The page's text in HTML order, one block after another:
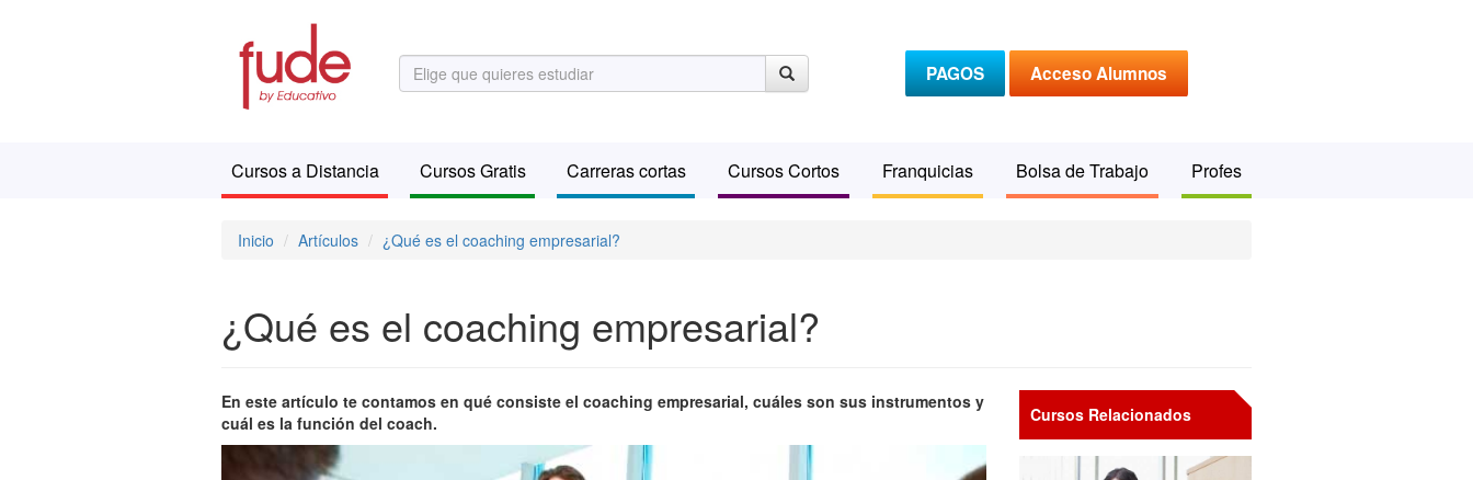
PAGOS Acceso Alumnos
Cursos a Distancia Cursos Gratis Carreras cortas Cursos Cortos Franquicias Bolsa de Trabajo Profes
Inicio Artículos ¿Qué es el coaching empresarial?
¿Qué es el coaching empresarial?
En este artículo te contamos en qué consiste el coaching empresarial, cuáles son sus instrumentos y
cuál es la función del coach.
Cursos Relacionados